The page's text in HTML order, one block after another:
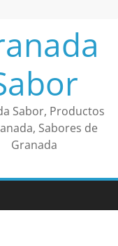
Sabor, Productos
Sabores de
Granada